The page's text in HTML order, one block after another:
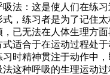
法：这是使人们在练
，练习者是为了记住
已无法在人体生理方
适合于在运动过程处
时精神贯注于动作中
这种呼吸的生理运动